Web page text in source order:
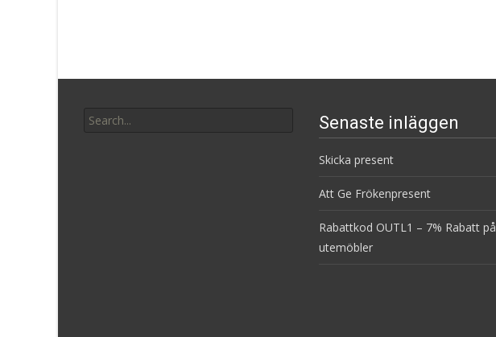
for:
Senaste inläggen
Skicka present
Att Ge Frökenpresent
Rabattkod OUTL1 – 7% Rabatt på
utemöbler